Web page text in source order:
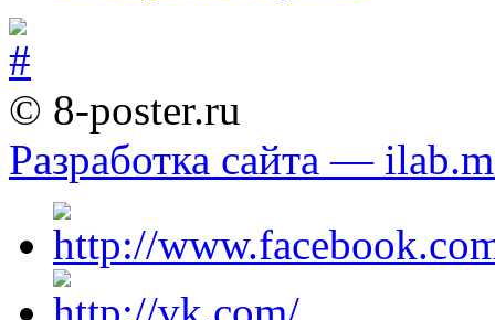
© 8-poster.ru
Разработка сайта —